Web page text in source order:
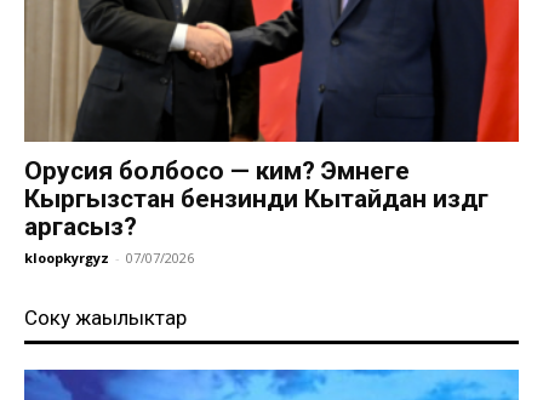
Орусия болбосо — ким? Эмнеге
Кыргызстан бензинди Кытайдан издөөгө
аргасыз?
kloopkyrgyz - 07/07/2026
Соңку жаңылыктар